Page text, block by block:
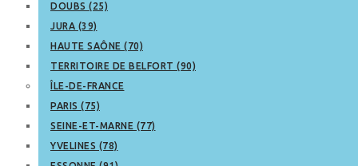
DOUBS (25)
JURA (39)
HAUTE SAÔNE (70)
TERRITOIRE DE BELFORT (90)
ÎLE-DE-FRANCE
PARIS (75)
SEINE-ET-MARNE (77)
YVELINES (78)